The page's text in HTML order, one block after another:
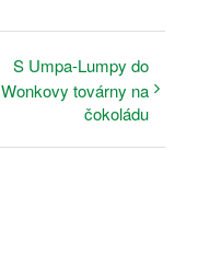
S Umpa-Lumpy do
Wonkovy továrny na
čokoládu